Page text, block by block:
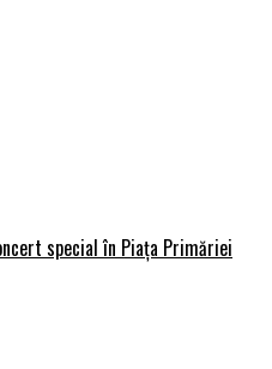
special în Piața Primăriei